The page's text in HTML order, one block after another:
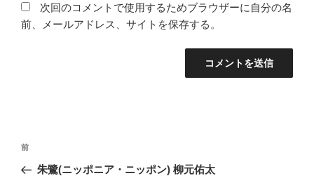
次回のコメントで使用するためブラウザーに自分の名
前、メールアドレス、サイトを保存する。
投
ナ
前
の
前
朱鷺(ニッポニア・ニッポン) 柳元佑太